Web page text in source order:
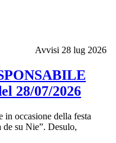
Avvisi 28 lug 2026
28/07/2026
in occasione della festa
de su Nie”. Desulo,